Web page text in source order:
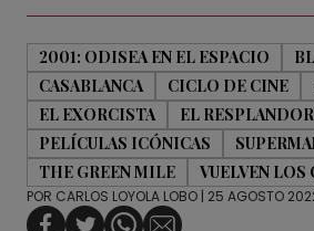
2001: ODISEA EN EL ESPACIO
CASABLANCA
CICLO DE CINE
EL EXORCISTA
EL RESPLANDOR
PELÍCULAS ICÓNICAS
THE GREEN MILE
VUELVEN LOS
POR CARLOS LOYOLA LOBO | 25 AGOSTO